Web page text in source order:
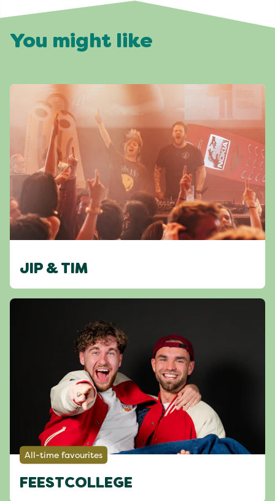
You might like
JIP & TIM
All-time favourites
FEESTCOLLEGE